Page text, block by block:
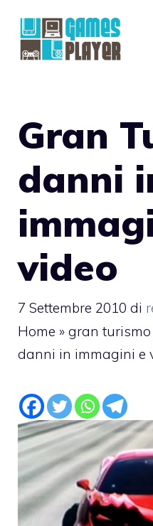
contenuto
Gran
danni
video
7 Settembre 2010 di
Home » gran turismo
danni in immagini e